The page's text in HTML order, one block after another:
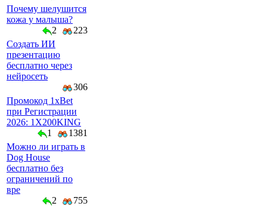
Почему шелушится
кожа у малыша?
2
223
Создать ИИ
презентацию
бесплатно через
нейросеть
306
Промокод 1xBet
при Регистрации
2026: 1X200KING
1
1381
Можно ли играть в
Dog House
бесплатно без
ограничений по
вре
2
755